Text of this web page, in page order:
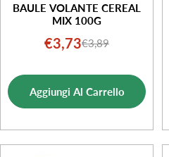
BAULE VOLANTE CEREAL
MIX 100G
Prezzo
vendita
€3,73Prezzo
€3,89
Aggiungi Al Carrello